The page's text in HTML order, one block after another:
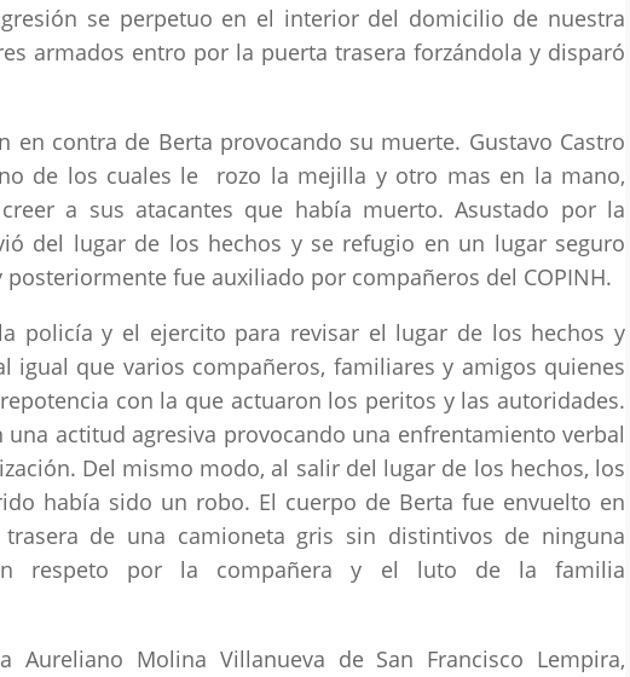
se perpetuo en el interior del domicilio de nuestra
armados entro por la puerta trasera forzándola y disparó
en contra de Berta provocando su muerte. Gustavo Castro
de los cuales le rozo la mejilla y otro mas en la mano,
a sus atacantes que había muerto. Asustado por la
del lugar de los hechos y se refugio en un lugar seguro
fue auxiliado por compañeros del COPINH.
policía y el ejercito para revisar el lugar de los hechos y
igual que varios compañeros, familiares y amigos quienes
con la que actuaron los peritos y las autoridades.
actitud agresiva provocando una enfrentamiento verbal
Del mismo modo, al salir del lugar de los hechos, los
había sido un robo. El cuerpo de Berta fue envuelto en
de una camioneta gris sin distintivos de ninguna
respeto por la compañera y el luto de la familia
Molina Villanueva de San Francisco Lempira,